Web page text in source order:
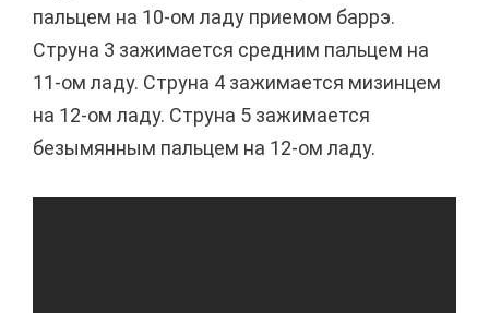
пальцем на 10-ом ладу приемом баррэ.
Струна 3 зажимается средним пальцем на
11-ом ладу. Струна 4 зажимается мизинцем
на 12-ом ладу. Струна 5 зажимается
безымянным пальцем на 12-ом ладу.